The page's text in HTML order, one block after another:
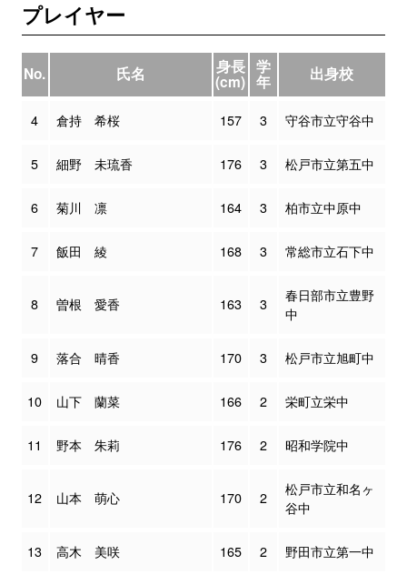
プレイヤー
No. 氏名 身長
(cm)
学
年 出身校
4 倉持 希桜 157 3 守谷市立守谷中
5 細野 未琉香 176 3 松戸市立第五中
6 菊川 凛 164 3 柏市立中原中
7 飯田 綾 168 3 常総市立石下中
8 曽根 愛香 163 3
春日部市立豊野
中
9 落合 晴香 170 3 松戸市立旭町中
10 山下 蘭菜 166 2 栄町立栄中
11 野本 朱莉 176 2 昭和学院中
12 山本 萌心 170 2
松戸市立和名ヶ
谷中
13 高木 美咲 165 2 野田市立第一中